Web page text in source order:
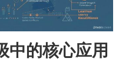
中的核心应用